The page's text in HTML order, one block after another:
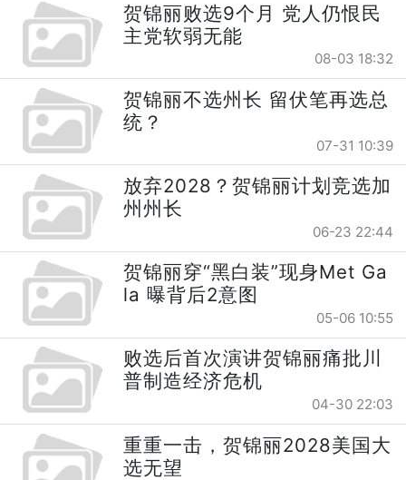
贺锦丽败选9个月 党人仍恨民
主党软弱无能
08-03 18:32
贺锦丽不选州长 留伏笔再选总
统？
07-31 10:39
放弃2028？贺锦丽计划竞选加
州州长
06-23 22:44
贺锦丽穿“黑白装”现身Met Ga
la 曝背后2意图
05-06 10:55
败选后首次演讲贺锦丽痛批川
普制造经济危机
04-30 22:03
重重一击，贺锦丽2028美国大
选无望